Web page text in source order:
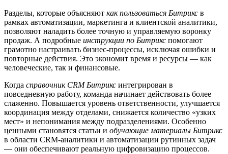
Разделы, которые объясняют как пользоваться Битрикс в
рамках автоматизации, маркетинга и клиентской аналитики,
позволяют наладить более точную и управляемую воронку
продаж. А подробные инструкции по Битрикс помогают
грамотно настраивать бизнес-процессы, исключая ошибки и
повторные действия. Это экономит время и ресурсы — как
человеческие, так и финансовые.
Когда справочник CRM Битрикс интегрирован в
повседневную работу, команда начинает действовать более
слаженно. Повышается уровень ответственности, улучшается
координация между отделами, снижается количество «узких
мест» и непонимания между подразделениями. Особенно
ценными становятся статьи и обучающие материалы Битрикс
в области CRM-аналитики и автоматизации рутинных задач
— они обеспечивают реальную цифровизацию процессов.